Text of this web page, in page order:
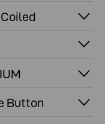
Button